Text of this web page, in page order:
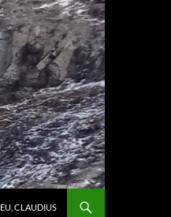
EU, CLAUDIUS